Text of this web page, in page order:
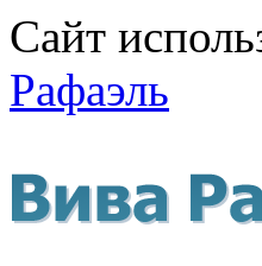
Сайт
Рафаэль